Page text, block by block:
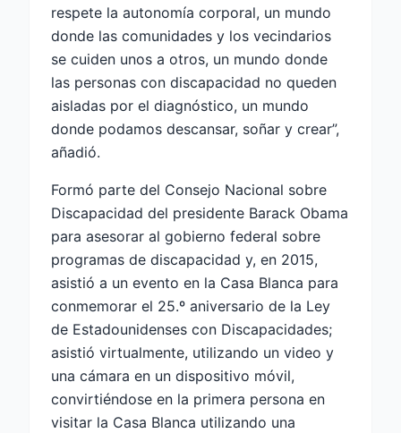
respete la autonomía corporal, un mundo
donde las comunidades y los vecindarios
se cuiden unos a otros, un mundo donde
las personas con discapacidad no queden
aisladas por el diagnóstico, un mundo
donde podamos descansar, soñar y crear”,
añadió.
Formó parte del Consejo Nacional sobre
Discapacidad del presidente Barack Obama
para asesorar al gobierno federal sobre
programas de discapacidad y, en 2015,
asistió a un evento en la Casa Blanca para
conmemorar el 25.º aniversario de la Ley
de Estadounidenses con Discapacidades;
asistió virtualmente, utilizando un video y
una cámara en un dispositivo móvil,
convirtiéndose en la primera persona en
visitar la Casa Blanca utilizando una